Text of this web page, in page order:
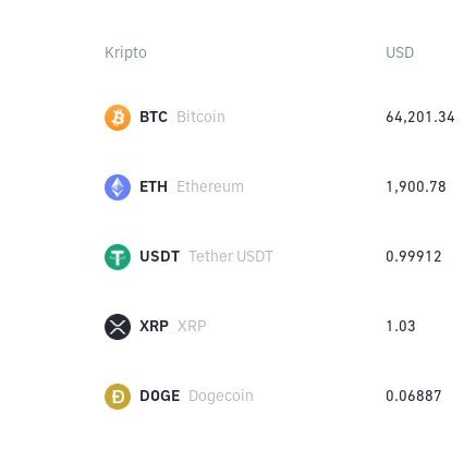
Kripto USD
BTC Bitcoin 64,201.34
ETH Ethereum 1,900.78
USDT Tether USDT 0.99912
XRP XRP 1.03
DOGE Dogecoin 0.06887